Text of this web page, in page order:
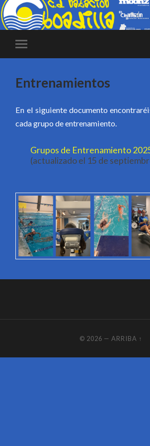
Entrenamientos
En el siguiente documento
cada grupo de entrenamiento.
Grupos de Entrenamiento
(actualizado el 15 de
© 2026 —ARRIBA ↑